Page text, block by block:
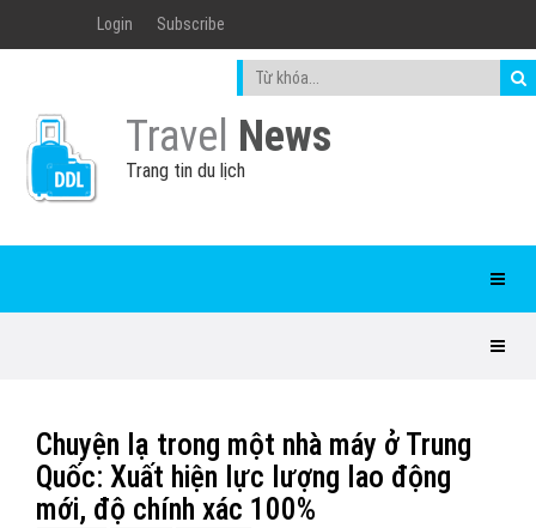
Login Subscribe
Travel News
Trang tin du lịch
Chuyện lạ trong một nhà máy ở Trung
Quốc: Xuất hiện lực lượng lao động
mới, độ chính xác 100%